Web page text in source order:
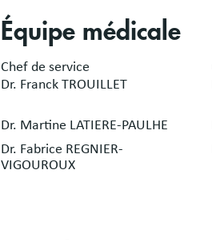
Équipe médicale
Chef de service
Dr. Franck TROUILLET
Dr. Martine LATIERE-PAULHE
Dr. Fabrice REGNIER-
VIGOUROUX